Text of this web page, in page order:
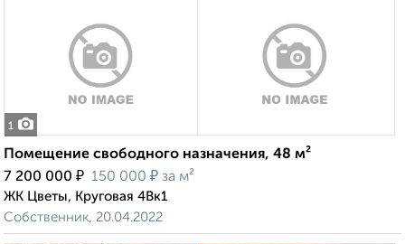
1
Помещение свободного назначения, 48 м²
7 200 000 ₽ 150 000 ₽ за м²
ЖК Цветы, Круговая 4Вк1
Собственник, 20.04.2022